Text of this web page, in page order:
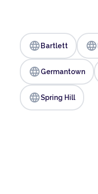
language Bartlett language
languageGermantown
languageSpring Hill